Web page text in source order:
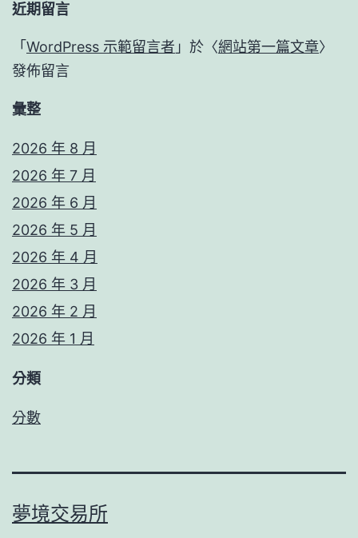
近期留言
「 WordPress 示範留言者 」於〈網站第一篇文章〉
發佈留言
彙整
2026 年 8 月
2026 年 7 月
2026 年 6 月
2026 年 5 月
2026 年 4 月
2026 年 3 月
2026 年 2 月
2026 年 1 月
分類
分數
夢境交易所